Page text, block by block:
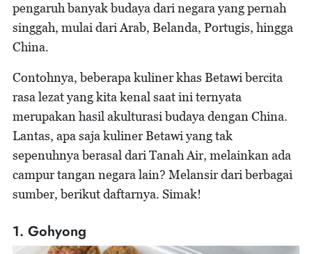
pengaruh banyak budaya dari negara yang pernah
singgah, mulai dari Arab, Belanda, Portugis, hingga
China.
Contohnya, beberapa kuliner khas Betawi bercita
rasa lezat yang kita kenal saat ini ternyata
merupakan hasil akulturasi budaya dengan China.
Lantas, apa saja kuliner Betawi yang tak
sepenuhnya berasal dari Tanah Air, melainkan ada
campur tangan negara lain? Melansir dari berbagai
sumber, berikut daftarnya. Simak!
1. Gohyong